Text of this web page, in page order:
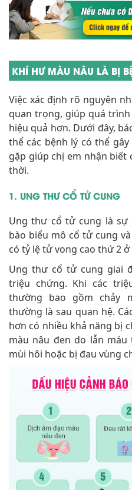
KHÍ HƯ MÀU NÂU LÀ BỊ
Việc xác định rõ nguyên
quan trọng, giúp quá
hiệu quả hơn. Dưới đây,
thể các bệnh lý có thể
gặp giúp chị em nhận biết
thời.
1. UNG THƯ CỔ TỬ CUNG
Ung thư cổ tử cung là sự
bào biểu mô cổ tử cung
có tỷ lệ tử vong cao thứ 2
Ung thư cổ tử cung giai
triệu chứng. Khi các
thường bao gồm chảy
thường là sau quan hệ.
hơn có nhiều khả năng bị
màu nâu đen do lẫn
mùi hôi hoặc bị đau vùng